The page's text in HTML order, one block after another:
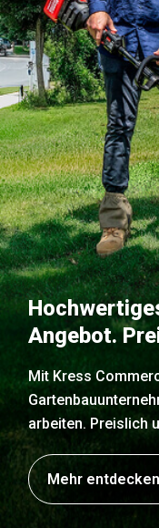
Angebot.
Mit Kress
arbeiten. Preislich
Mehr entdecken